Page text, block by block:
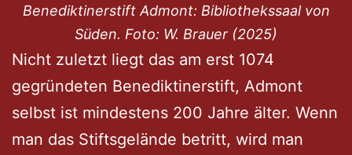
Benediktinerstift Admont: Bibliothekssaal von
Süden. Foto: W. Brauer (2025)
Nicht zuletzt liegt das am erst 1074
gegründeten Benediktinerstift, Admont
selbst ist mindestens 200 Jahre älter. Wenn
man das Stiftsgelände betritt, wird man